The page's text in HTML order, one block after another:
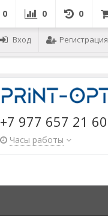
0 0 0
Вход Регистрация
+7 977 657 21 60
Часы работы